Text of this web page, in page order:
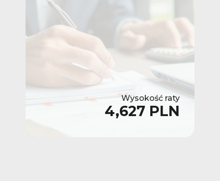
Wysokość raty
4,627 PLN